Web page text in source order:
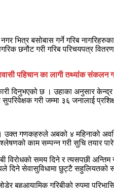
भित्र बसोबास गर्ने गरिब
छनौट गरी गरिब परिचयपत्र वितरण
पहिचान का लागी तथ्यांक संकलन
दिनुभएको छ । उहाका अनुसार
गरी जम्मा ३६ जनालाई
गणकहरुले अबको ४ महिनाको
काम सम्पन्न गरी सुचि तयार
विरोधको समय दिने र त्यसपछी
दिने सेवासुविधामा छुट्टै सहुलियतको
बहुआयामिक गरिबीको रुपमा